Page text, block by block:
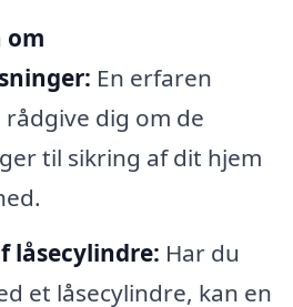
om
En erfaren
rådgive dig om de
til sikring af dit hjem
låsecylindre: Har du
et låsecylindre, kan en